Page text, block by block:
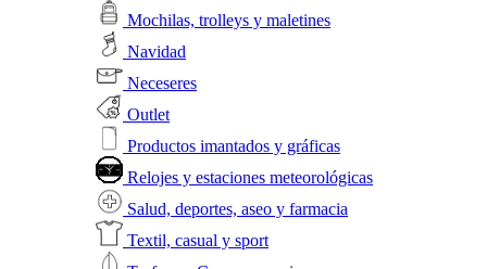
Mochilas, trolleys y maletines
Navidad
Neceseres
Outlet
Productos imantados y gráficas
Relojes y estaciones meteorológicas
Salud, deportes, aseo y farmacia
Textil, casual y sport